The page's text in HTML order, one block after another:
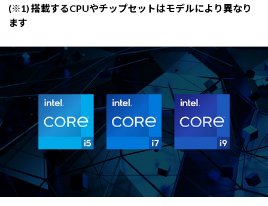
(※1) 搭載するCPUやチップセットはモデルにより異なり
ます